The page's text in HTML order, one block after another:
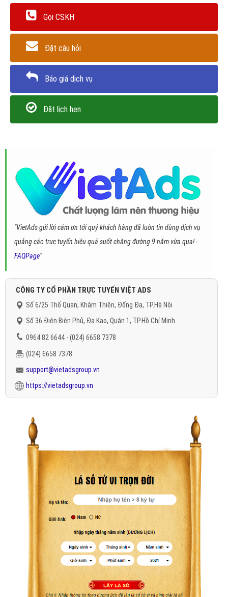
Gọi CSKH
Đặt câu hỏi
Báo giá dịch vụ
Đặt lịch hẹn
"VietAds gửi lời cảm ơn tới quý khách hàng đã luôn tin dùng dịch vụ
quảng cáo trực tuyến hiệu quả suốt chặng đường 9 năm vừa qua! -
FAQPage"
CÔNG TY CỔ PHẦN TRỰC TUYẾN VIỆT ADS
Số 6/25 Thổ Quan, Khâm Thiên, Đống Đa, TP.Hà Nội
Số 36 Điện Biên Phủ, Đa Kao, Quận 1, TP.Hồ Chí Minh
0964 82 6644 - (024) 6658 7378
(024) 6658 7378
support@vietadsgroup.vn
https://vietadsgroup.vn